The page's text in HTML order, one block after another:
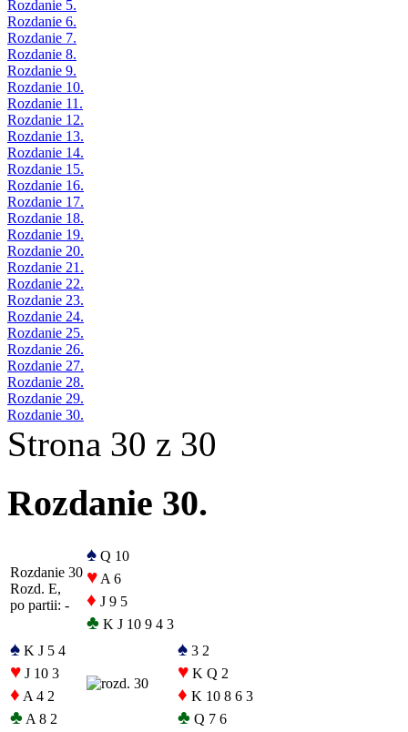
Rozdanie 5.
Rozdanie 6.
Rozdanie 7.
Rozdanie 8.
Rozdanie 9.
Rozdanie 10.
Rozdanie 11.
Rozdanie 12.
Rozdanie 13.
Rozdanie 14.
Rozdanie 15.
Rozdanie 16.
Rozdanie 17.
Rozdanie 18.
Rozdanie 19.
Rozdanie 20.
Rozdanie 21.
Rozdanie 22.
Rozdanie 23.
Rozdanie 24.
Rozdanie 25.
Rozdanie 26.
Rozdanie 27.
Rozdanie 28.
Rozdanie 29.
Rozdanie 30.
Strona 30 z 30
Rozdanie 30.
Rozdanie 30
Rozd. E,
po partii: -
♠ Q 10
♥ A 6
♦ J 9 5
♣ K J 10 9 4 3
♠ K J 5 4
♥ J 10 3
♦ A 4 2
♣ A 8 2
♠ 3 2
♥ K Q 2
♦ K 10 8 6 3
♣ Q 7 6